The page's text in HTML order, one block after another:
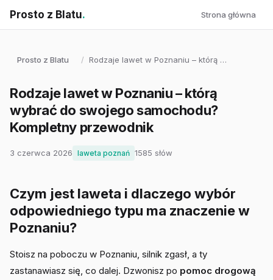
Prosto z Blatu. Strona główna
Prosto z Blatu / Rodzaje lawet w Poznaniu – którą …
Rodzaje lawet w Poznaniu – którą
wybrać do swojego samochodu?
Kompletny przewodnik
3 czerwca 2026 laweta poznań 1585 słów
Czym jest laweta i dlaczego wybór
odpowiedniego typu ma znaczenie w
Poznaniu?
Stoisz na poboczu w Poznaniu, silnik zgasł, a ty
zastanawiasz się, co dalej. Dzwonisz po pomoc drogową